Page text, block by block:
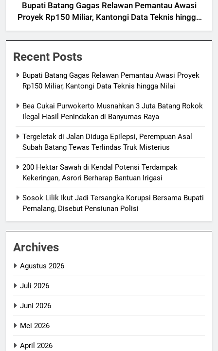
Bupati Batang Gagas Relawan Pemantau Awasi
Proyek Rp150 Miliar, Kantongi Data Teknis hingga
Nilai
Recent Posts
Bupati Batang Gagas Relawan Pemantau Awasi Proyek
Rp150 Miliar, Kantongi Data Teknis hingga Nilai
Bea Cukai Purwokerto Musnahkan 3 Juta Batang Rokok
Ilegal Hasil Penindakan di Banyumas Raya
Tergeletak di Jalan Diduga Epilepsi, Perempuan Asal
Subah Batang Tewas Terlindas Truk Misterius
200 Hektar Sawah di Kendal Potensi Terdampak
Kekeringan, Asrori Berharap Bantuan Irigasi
Sosok Lilik Ikut Jadi Tersangka Korupsi Bersama Bupati
Pemalang, Disebut Pensiunan Polisi
Archives
Agustus 2026
Juli 2026
Juni 2026
Mei 2026
April 2026